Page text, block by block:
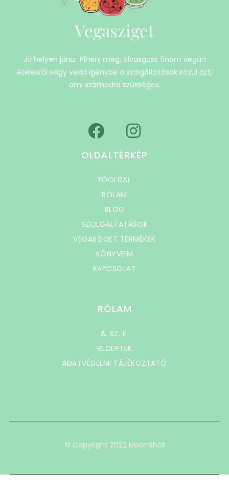
Vegasziget
Jó helyen jársz! Pihenj meg, olvasgass finom vegán
ételekről vagy vedd igénybe a szolgáltatások közül azt,
ami számodra szükséges.
OLDALTÉRKÉP
FŐOLDAL
RÓLAM
BLOG
SZOLGÁLTATÁSOK
VEGASZIGET TERMÉKEK
KÖNYVEIM
KAPCSOLAT
RÓLAM
Á. SZ. F.
RECEPTEK
ADATVÉDELMI TÁJÉKOZTATÓ
© Copyright 2022 MoonShot